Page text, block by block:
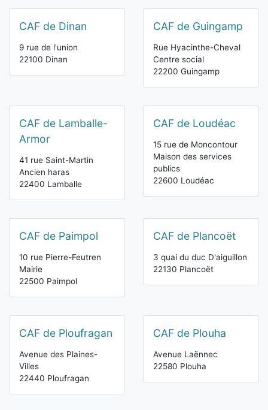
CAF de Dinan
9 rue de l'union
22100 Dinan
CAF de Guingamp
Rue Hyacinthe-Cheval
Centre social
22200 Guingamp
CAF de Lamballe-
Armor
41 rue Saint-Martin
Ancien haras
22400 Lamballe
CAF de Loudéac
15 rue de Moncontour
Maison des services
publics
22600 Loudéac
CAF de Paimpol
10 rue Pierre-Feutren
Mairie
22500 Paimpol
CAF de Plancoët
3 quai du duc D'aiguillon
22130 Plancoët
CAF de Ploufragan
Avenue des Plaines-
Villes
22440 Ploufragan
CAF de Plouha
Avenue Laënnec
22580 Plouha